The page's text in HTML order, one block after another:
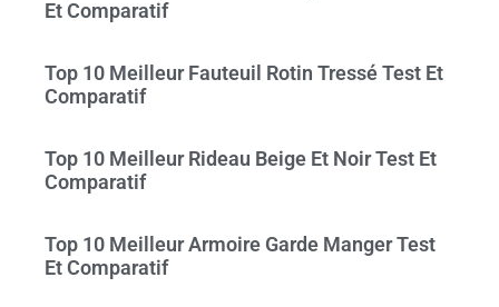
Et Comparatif
Top 10 Meilleur Fauteuil Rotin Tressé Test Et
Comparatif
Top 10 Meilleur Rideau Beige Et Noir Test Et
Comparatif
Top 10 Meilleur Armoire Garde Manger Test
Et Comparatif